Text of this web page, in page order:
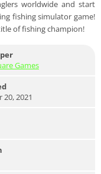
worldwide and start
fishing simulator game!
of fishing champion!
Games
2021